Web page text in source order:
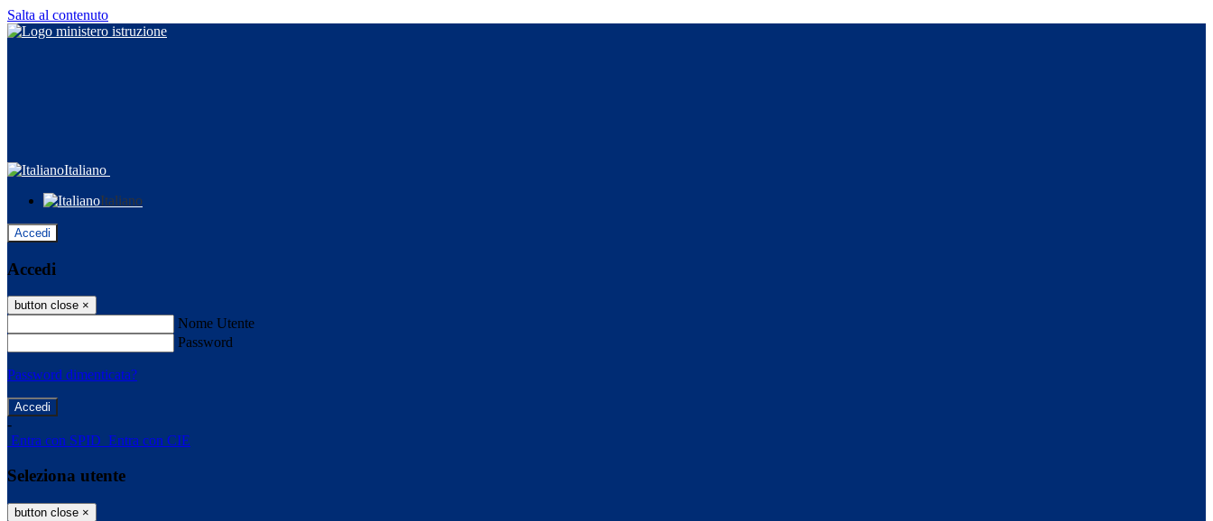
Salta al contenuto
Italiano
Italiano
Accedi
Accedi
button close ×
Nome Utente
Password
Password dimenticata?
-
Entra con SPID Entra con CIE
Seleziona utente
button close ×